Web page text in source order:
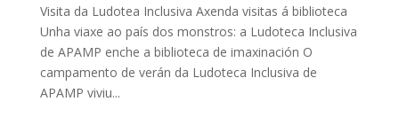
Visita da Ludotea Inclusiva Axenda visitas á biblioteca
Unha viaxe ao país dos monstros: a Ludoteca Inclusiva
de APAMP enche a biblioteca de imaxinación O
campamento de verán da Ludoteca Inclusiva de
APAMP viviu...